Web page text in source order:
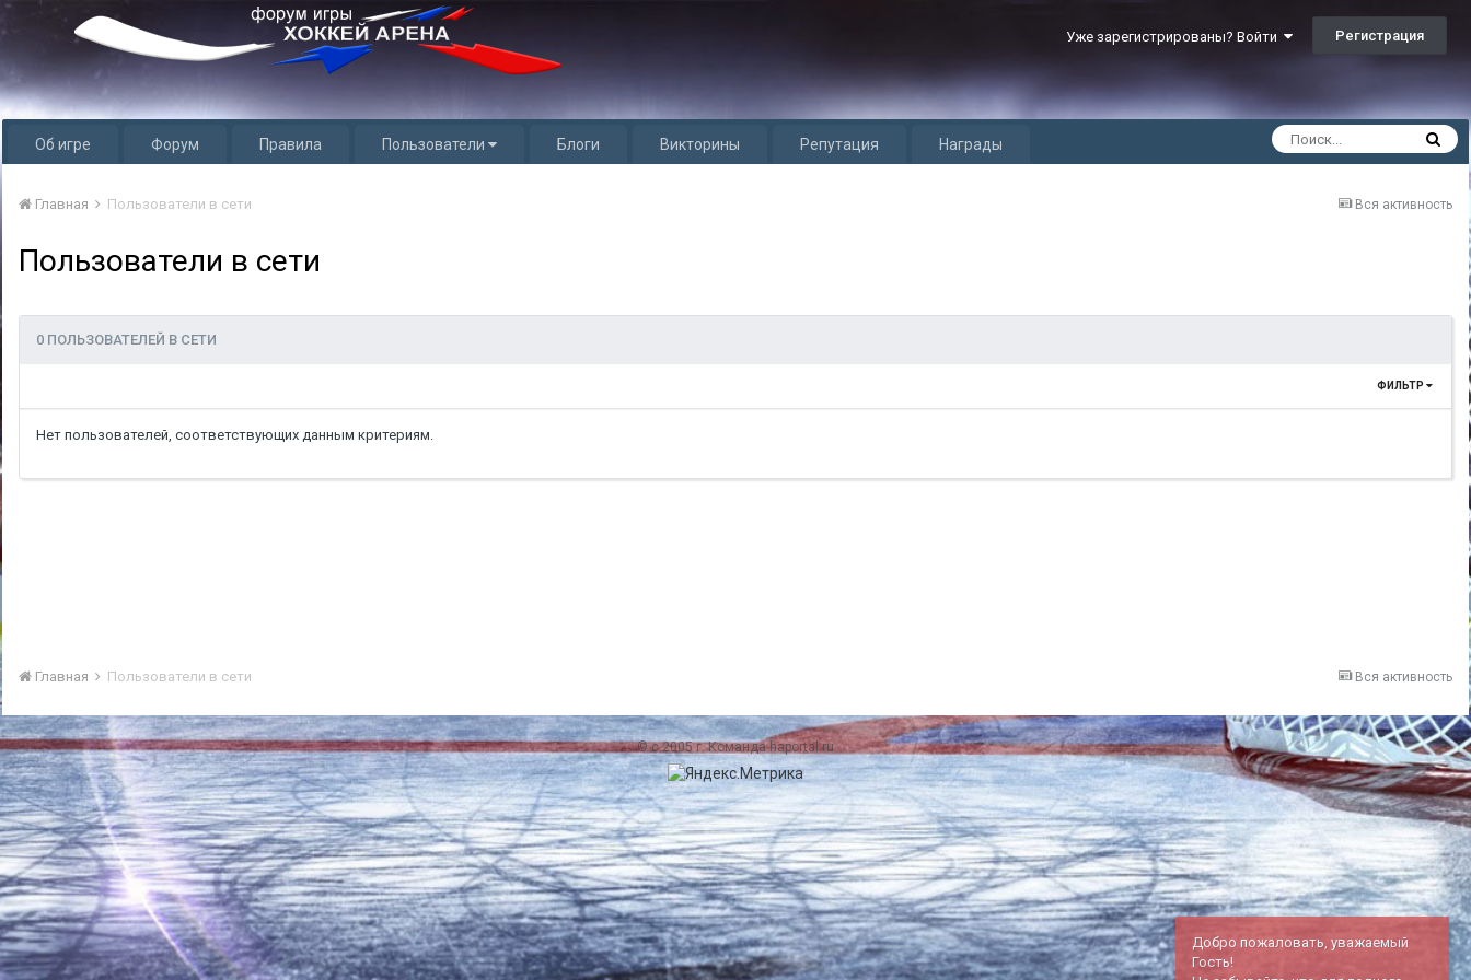
Уже зарегистрированы? Войти Регистрация
Об игре Форум Правила Пользователи Блоги Викторины Репутация Награды
Вся активность
Главная Пользователи в сети
Пользователи в сети
0 ПОЛЬЗОВАТЕЛЕЙ В СЕТИ
ФИЛЬТР
Нет пользователей, соответствующих данным критериям.
Вся активность
Главная Пользователи в сети
© c 2005 г. Команда haportal.ru
Добро пожаловать, уважаемый
Гость!